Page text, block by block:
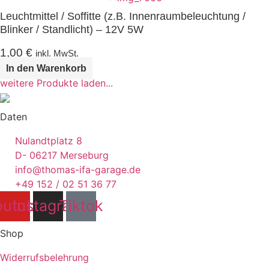
Leuchtmittel / Soffitte (z.B. Innenraumbeleuchtung /
Blinker / Standlicht) – 12V 5W
1,00 € inkl. MwSt.
In den Warenkorb
weitere Produkte laden...
Daten
Nulandtplatz 8
D- 06217 Merseburg
info@thomas-ifa-garage.de
+49 152 / 02 51 36 77
Instagram
Tiktok
Shop
Widerrufsbelehrung